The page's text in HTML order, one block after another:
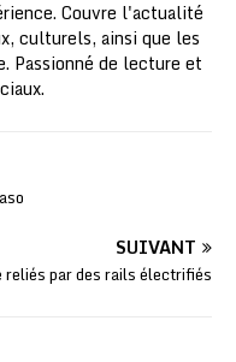
Couvre l'actualité
culturels, ainsi que les
Passionné de lecture et
SUIVANT
par des rails électrifiés